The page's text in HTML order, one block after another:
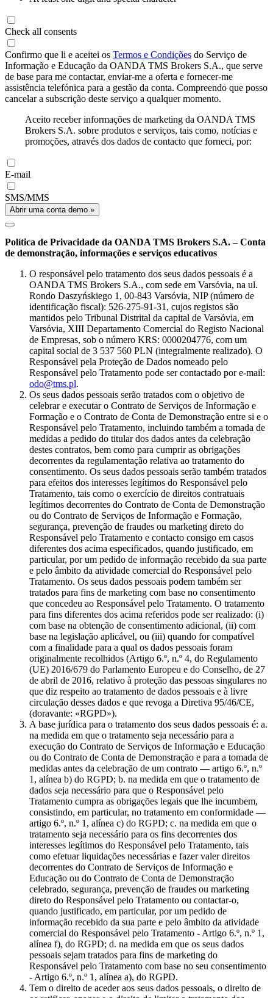
Check all consents
Confirmo que li e aceitei os Termos e Condições do Serviço de
Informação e Educação da OANDA TMS Brokers S.A., que serve
de base para me contactar, enviar-me a oferta e fornecer-me
assistência telefónica para a gestão da conta. Compreendo que posso
cancelar a subscrição deste serviço a qualquer momento.
Aceito receber informações de marketing da OANDA TMS
Brokers S.A. sobre produtos e serviços, tais como, notícias e
promoções, através dos dados de contacto que forneci, por:
E-mail
SMS/MMS
Abrir uma conta demo »
Política de Privacidade da OANDA TMS Brokers S.A. – Conta
de demonstração, informações e serviços educativos
O responsável pelo tratamento dos seus dados pessoais é a
OANDA TMS Brokers S.A., com sede em Varsóvia, na ul.
Rondo Daszyńskiego 1, 00-843 Varsóvia, NIP (número de
identificação fiscal): 526-275-91-31, cujos registos são
mantidos pelo Tribunal Distrital da capital de Varsóvia, em
Varsóvia, XIII Departamento Comercial do Registo Nacional
de Empresas, sob o número KRS: 0000204776, com um
capital social de 3 537 560 PLN (integralmente realizado). O
Responsável pela Proteção de Dados nomeado pelo
Responsável pelo Tratamento pode ser contactado por e-mail:
odo@tms.pl.
Os seus dados pessoais serão tratados com o objetivo de
celebrar e executar o Contrato de Serviços de Informação e
Formação e o Contrato de Conta de Demonstração entre si e o
Responsável pelo Tratamento, incluindo também a tomada de
medidas a pedido do titular dos dados antes da celebração
destes contratos, bem como para cumprir as obrigações
decorrentes da regulamentação relativa ao tratamento do
consentimento. Os seus dados pessoais serão também tratados
para efeitos dos interesses legítimos do Responsável pelo
Tratamento, tais como o exercício de direitos contratuais
legítimos decorrentes do Contrato de Conta de Demonstração
ou do Contrato de Serviços de Informação e Formação,
segurança, prevenção de fraudes ou marketing direto do
Responsável pelo Tratamento e contacto consigo em casos
diferentes dos acima especificados, quando justificado, em
particular, por um pedido de informação recebido da sua parte
e pelo âmbito da atividade comercial do Responsável pelo
Tratamento. Os seus dados pessoais podem também ser
tratados para fins de marketing com base no consentimento
que concedeu ao Responsável pelo Tratamento. O tratamento
para fins diferentes dos acima referidos pode ser realizado: (i)
com base na obtenção de consentimento adicional, (ii) com
base na legislação aplicável, ou (iii) quando for compatível
com a finalidade para a qual os dados pessoais foram
originalmente recolhidos (Artigo 6.º, n.º 4, do Regulamento
(UE) 2016/679 do Parlamento Europeu e do Conselho, de 27
de abril de 2016, relativo à proteção das pessoas singulares no
que diz respeito ao tratamento de dados pessoais e à livre
circulação desses dados e que revoga a Diretiva 95/46/CE,
(doravante: «RGPD»).
A base jurídica para o tratamento dos seus dados pessoais é: a.
na medida em que o tratamento seja necessário para a
execução do Contrato de Serviços de Informação e Educação
ou do Contrato de Conta de Demonstração e para a tomada de
medidas antes da celebração de um contrato — artigo 6.º, n.º
1, alínea b) do RGPD; b. na medida em que o tratamento de
dados seja necessário para que o Responsável pelo
Tratamento cumpra as obrigações legais que lhe incumbem,
consistindo, em particular, no tratamento em conformidade —
artigo 6.º, n.º 1, alínea c) do RGPD; c. na medida em que o
tratamento seja necessário para os fins decorrentes dos
interesses legítimos do Responsável pelo Tratamento, tais
como efetuar liquidações necessárias e fazer valer direitos
decorrentes do Contrato de Serviços de Informação e
Educação ou do Contrato de Conta de Demonstração
celebrado, segurança, prevenção de fraudes ou marketing
direto do Responsável pelo Tratamento ou contactar-o,
quando justificado, em particular, por um pedido de
informação recebido da sua parte e pelo âmbito da atividade
comercial do Responsável pelo Tratamento - Artigo 6.º, n.º 1,
alínea f), do RGPD; d. na medida em que os seus dados
pessoais sejam tratados para fins de marketing do
Responsável pelo Tratamento com base no seu consentimento
- Artigo 6.º, n.º 1, alínea a), do RGPD.
Tem o direito de aceder aos seus dados pessoais, o direito de